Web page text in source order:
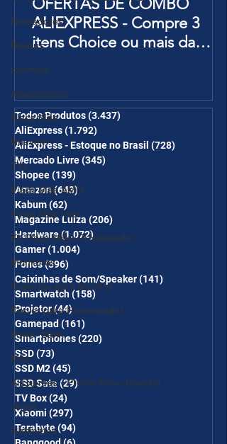
Roteadores
Baseus
iclamper
Adaptadores
Placa Mãe
Nuuvem
TVs
Placa Mãe AMD
Placa Mãe Intel
Kit Placa Mãe+Processador
Monitores
Suportes para Monitor
Cooler para Processador
Power Bank
Mifa
AliExpress - Promo Novo Usuário
Jogos
Gabinetes
OFERTAS DE COMBO
ALIEXPRESS - Compre 3
itens Choice ou mais da
Ganhe Frete Grátis(R$10 de
desc em 6 itens/R$25 de
desc em 10 itens) OS
CUPONS SÃO VÁLIDOS NO
COMBO
Todos Produtos(3.437)
AliExpress(1.792)
AliExpress - Estoque no Brasil (728)
Mercado Livre(345)
Shopee(139)
Amazon(643)643 posts
Kabum(62)
Magazine Luiza (206)
Hardware(1.072)1.072 posts
Gamer(1.004)
Fones(396)
Caixinhas de Som/Speaker(141)
Smartwatch(158)
Projetor(44)44 posts
Gamepad (161)
Smartphones(220)
SSD(73)
SSD M2(45)
SSD Sata (29)29 posts
TV Box(24)
Xiaomi (297)
Terabyte(94)